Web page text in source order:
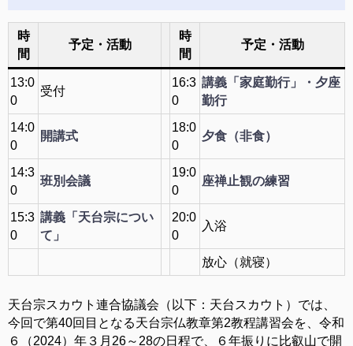
時
間
予定・活動
時
間
予定・活動
13:0
0
受付
16:3
0
講義「家庭勤行」・夕座
勤行
14:0
0
開講式
18:0
0
夕食（非食）
14:3
0
班別会議
19:0
0
座禅止観の練習
15:3
0
講義「天台宗につい
て」
20:0
0
入浴
放心（就寝）
天台宗スカウト連合協議会（以下：天台スカウト）では、
今回で第40回目となる天台宗仏教章第2教程講習会を、令和
６（2024）年３月26～28の日程で、６年振りに比叡山で開